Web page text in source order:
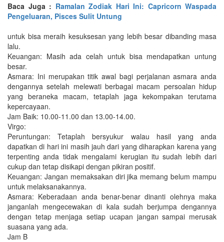
Baca Juga : Ramalan Zodiak Hari Ini: Capricorn Waspada
Pengeluaran, Pisces Sulit Untung
untuk bisa meraih kesuksesan yang lebih besar dibanding masa
lalu.
Keuangan: Masih ada celah untuk bisa mendapatkan untung
besar.
Asmara: Ini merupakan titik awal bagi perjalanan asmara anda
dengannya setelah melewati berbagai macam persoalan hidup
yang beraneka macam, tetaplah jaga kekompakan terutama
kepercayaan.
Jam Baik: 10.00-11.00 dan 13.00-14.00.
Virgo:
Peruntungan: Tetaplah bersyukur walau hasil yang anda
dapatkan di hari ini masih jauh dari yang diharapkan karena yang
terpenting anda tidak mengalami kerugian itu sudah lebih dari
cukup dan tetap disikapi dengan pikiran positif.
Keuangan: Jangan memaksakan diri jika memang belum mampu
untuk melaksanakannya.
Asmara: Keberadaan anda benar-benar dinanti olehnya maka
janganlah mengecewakan di kala sudah berjumpa dengannya
dengan tetap menjaga setiap ucapan jangan sampai merusak
suasana yang ada.
Jam B